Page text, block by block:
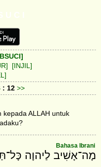
[INJIL]
: 12 >>
kepada ALLAH untuk
Bahasa Ibrani
מָה־אָשִׁיב לַיהוָה